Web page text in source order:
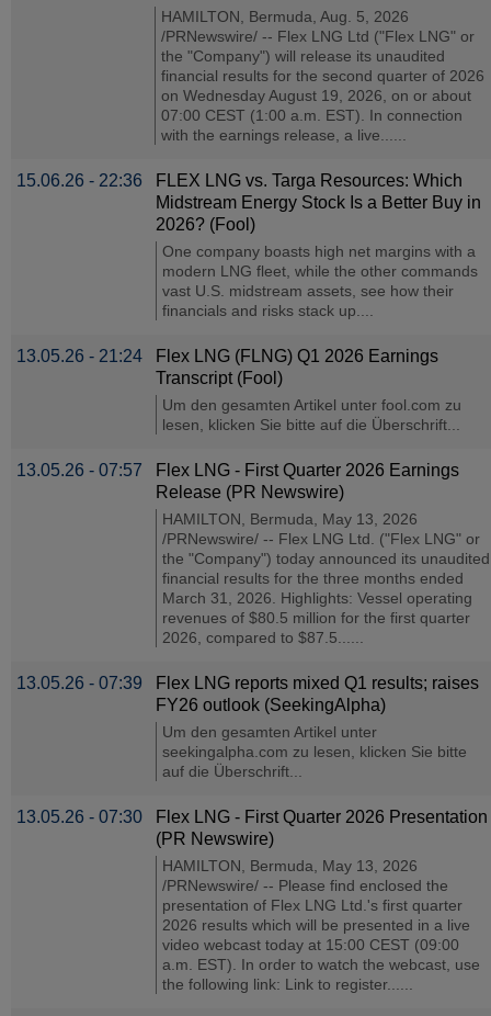
HAMILTON, Bermuda, Aug. 5, 2026
/PRNewswire/ -- Flex LNG Ltd ("Flex LNG" or
the "Company") will release its unaudited
financial results for the second quarter of 2026
on Wednesday August 19, 2026, on or about
07:00 CEST (1:00 a.m. EST). In connection
with the earnings release, a live......
15.06.26 - 22:36
FLEX LNG vs. Targa Resources: Which
Midstream Energy Stock Is a Better Buy in
2026? (Fool)
One company boasts high net margins with a
modern LNG fleet, while the other commands
vast U.S. midstream assets, see how their
financials and risks stack up....
13.05.26 - 21:24
Flex LNG (FLNG) Q1 2026 Earnings
Transcript (Fool)
Um den gesamten Artikel unter fool.com zu
lesen, klicken Sie bitte auf die Überschrift...
13.05.26 - 07:57
Flex LNG - First Quarter 2026 Earnings
Release (PR Newswire)
HAMILTON, Bermuda, May 13, 2026
/PRNewswire/ -- Flex LNG Ltd. ("Flex LNG" or
the "Company") today announced its unaudited
financial results for the three months ended
March 31, 2026. Highlights: Vessel operating
revenues of $80.5 million for the first quarter
2026, compared to $87.5......
13.05.26 - 07:39
Flex LNG reports mixed Q1 results; raises
FY26 outlook (SeekingAlpha)
Um den gesamten Artikel unter
seekingalpha.com zu lesen, klicken Sie bitte
auf die Überschrift...
13.05.26 - 07:30
Flex LNG - First Quarter 2026 Presentation
(PR Newswire)
HAMILTON, Bermuda, May 13, 2026
/PRNewswire/ -- Please find enclosed the
presentation of Flex LNG Ltd.'s first quarter
2026 results which will be presented in a live
video webcast today at 15:00 CEST (09:00
a.m. EST). In order to watch the webcast, use
the following link: Link to register......